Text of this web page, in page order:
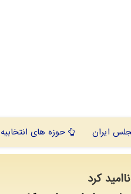
ایران حوزه های انتخابیه
کرد